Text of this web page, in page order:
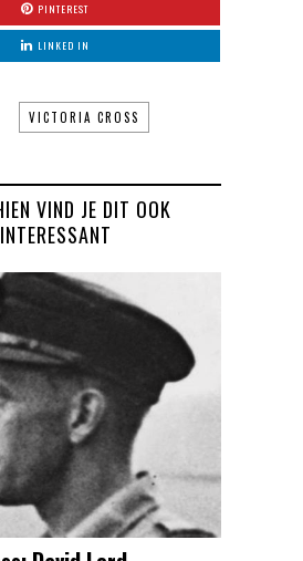
PINTEREST
LINKED IN
VICTORIA CROSS
VIND JE DIT OOK
INTERESSANT